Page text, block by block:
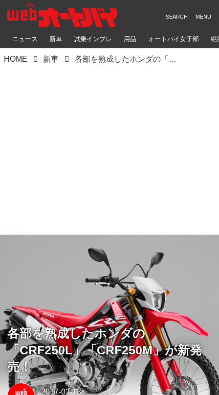
ニュース 新車 試乗インプレ 用品 オートバイ女子部 絶
HOME 新車 各部を熟成したホンダの「CRF250L」「CRF250M」が新発売！
各部を熟成したホンダの
「CRF250L」「CRF250M」が新発
売！
2017-02-13